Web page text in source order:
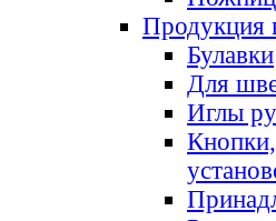
Продукция
Булавки
Для
Иглы